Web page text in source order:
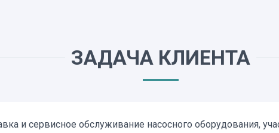
ЗАДАЧА КЛИЕНТА
и сервисное обслуживание насосного оборудования,